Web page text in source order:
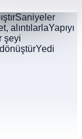
Saniyeler
alıntılarlaYapıyı
şeyi
Yedi